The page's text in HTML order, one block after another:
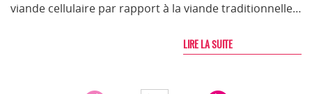
viande cellulaire par rapport à la viande traditionnelle…
LIRE LA SUITE